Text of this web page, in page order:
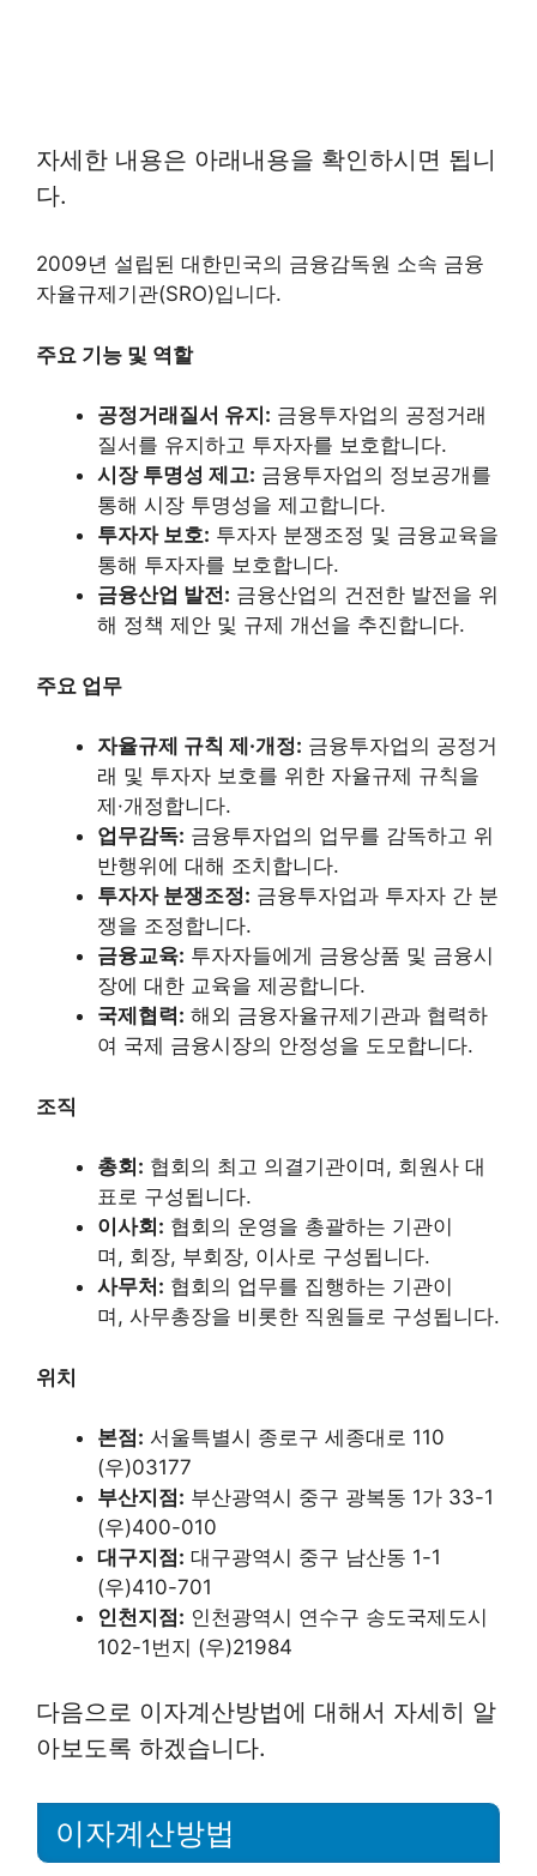
자세한 내용은 아래내용을 확인하시면 됩니
다.
2009년 설립된 대한민국의 금융감독원 소속 금융
자율규제기관(SRO)입니다.
주요 기능 및 역할
공정거래질서 유지: 금융투자업의 공정거래
질서를 유지하고 투자자를 보호합니다.
시장 투명성 제고: 금융투자업의 정보공개를
통해 시장 투명성을 제고합니다.
투자자 보호: 투자자 분쟁조정 및 금융교육을
통해 투자자를 보호합니다.
금융산업 발전: 금융산업의 건전한 발전을 위
해 정책 제안 및 규제 개선을 추진합니다.
주요 업무
자율규제 규칙 제·개정: 금융투자업의 공정거
래 및 투자자 보호를 위한 자율규제 규칙을
제·개정합니다.
업무감독: 금융투자업의 업무를 감독하고 위
반행위에 대해 조치합니다.
투자자 분쟁조정: 금융투자업과 투자자 간 분
쟁을 조정합니다.
금융교육: 투자자들에게 금융상품 및 금융시
장에 대한 교육을 제공합니다.
국제협력: 해외 금융자율규제기관과 협력하
여 국제 금융시장의 안정성을 도모합니다.
조직
총회: 협회의 최고 의결기관이며, 회원사 대
표로 구성됩니다.
이사회: 협회의 운영을 총괄하는 기관이
며, 회장, 부회장, 이사로 구성됩니다.
사무처: 협회의 업무를 집행하는 기관이
며, 사무총장을 비롯한 직원들로 구성됩니다.
위치
본점: 서울특별시 종로구 세종대로 110
(우)03177
부산지점: 부산광역시 중구 광복동 1가 33-1
(우)400-010
대구지점: 대구광역시 중구 남산동 1-1
(우)410-701
인천지점: 인천광역시 연수구 송도국제도시
102-1번지 (우)21984
다음으로 이자계산방법에 대해서 자세히 알
아보도록 하겠습니다.
이자계산방법